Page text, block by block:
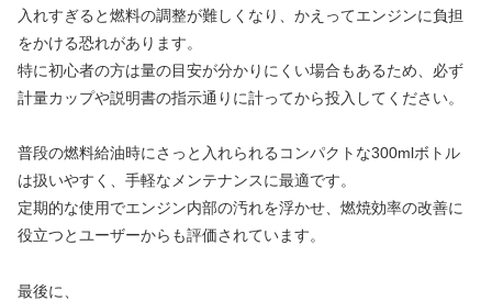
入れすぎると燃料の調整が難しくなり、かえってエンジンに負担
をかける恐れがあります。
特に初心者の方は量の目安が分かりにくい場合もあるため、必ず
計量カップや説明書の指示通りに計ってから投入してください。
普段の燃料給油時にさっと入れられるコンパクトな300mlボトル
は扱いやすく、手軽なメンテナンスに最適です。
定期的な使用でエンジン内部の汚れを浮かせ、燃焼効率の改善に
役立つとユーザーからも評価されています。
最後に、